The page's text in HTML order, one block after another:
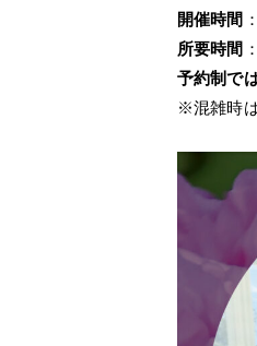
開催時間
所要時間
予約制で
※混雑時